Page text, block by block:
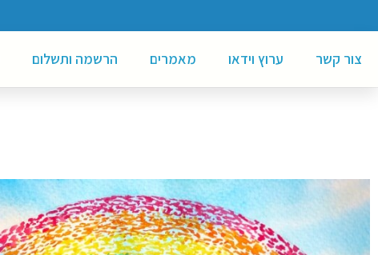
הרשמה ותשלום מאמרים ערוץ וידאו צור קשר